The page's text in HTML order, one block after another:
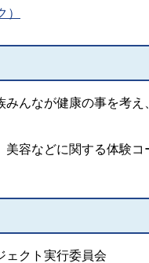
みんなが健康の事を考
美容などに関する体験
ェクト実行委員会